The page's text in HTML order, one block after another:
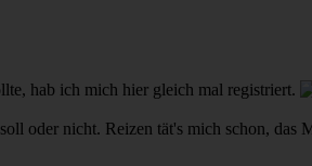
hab ich mich hier gleich mal registriert.
oder nicht. Reizen tät's mich schon,